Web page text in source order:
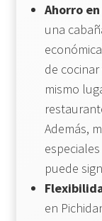
Ahorro
una
de
mismo
Además,
puede
en